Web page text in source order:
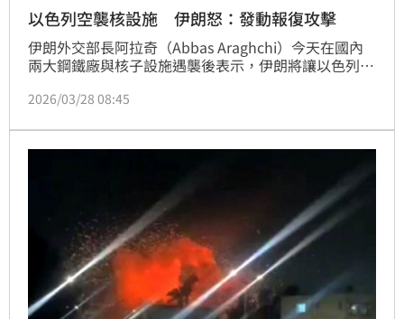
以色列空襲核設施 伊朗怒：發動報復攻擊
伊朗外交部長阿拉奇（Abbas Araghchi）今天在國內
兩大鋼鐵廠與核子設施遇襲後表示，伊朗將讓以色列為
2026/03/28 08:45